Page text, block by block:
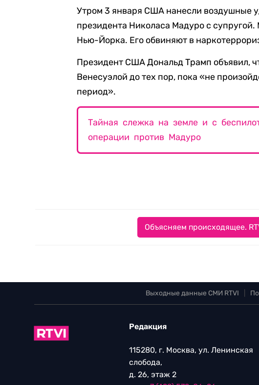
Утром 3 января США нанесли воздушные
президента Николаса Мадуро с
Нью-Йорка. Его обвиняют в
Президент США Дональд Трамп объявил,
Венесуэлой до тех пор, пока «не
период».
Тайная слежка на земле и с
операции против Мадуро
Объясняем происходящее.
Выходные данные СМИ RTVI
Редакция
115280, г. Москва, ул. Ленинская
слобода,
д. 26, этаж 2